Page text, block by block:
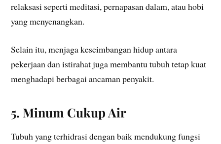
relaksasi seperti meditasi, pernapasan dalam, atau hobi
yang menyenangkan.
Selain itu, menjaga keseimbangan hidup antara
pekerjaan dan istirahat juga membantu tubuh tetap kuat
menghadapi berbagai ancaman penyakit.
5. Minum Cukup Air
Tubuh yang terhidrasi dengan baik mendukung fungsi